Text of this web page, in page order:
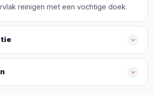
reinigen met een vochtige doek.